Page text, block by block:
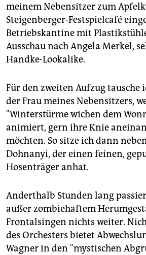
meinem Nebensitzer zum
Steigenberger-Festspielcafé
Betriebskantine mit
Ausschau nach Angela Merkel,
Handke-Lookalike.
Für den zweiten Aufzug tausche
der Frau meines Nebensitzers,
"Winterstürme wichen dem
animiert, gern ihre Knie
möchten. So sitze ich dann
Dohnanyi, der einen feinen,
Hosenträger anhat.
Anderthalb Stunden lang
außer zombiehaftem
Frontalsingen nichts weiter.
des Orchesters bietet
Wagner in den "mystischen